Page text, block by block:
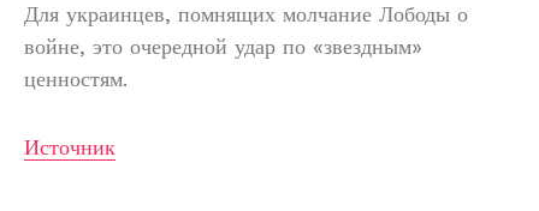
Для украинцев, помнящих молчание Лободы о
войне, это очередной удар по «звездным»
ценностям.
Источник